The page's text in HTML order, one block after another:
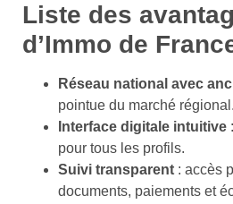
Liste des
d’Immo de
Réseau national avec
pointue du marché régional.
Interface digitale intuitive
pour tous les profils.
Suivi transparent : accès
documents, paiements et